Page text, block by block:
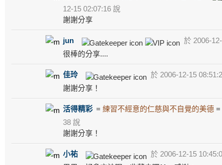
12-15 02:07:16 說
謝謝分享
jun
於 2006-
很棒的分享....
佳玲
於 2006-12-15
謝謝分享！
活得精彩 =練習不經意的仁慈與不自覺的美德
38 說
謝謝分享！
小祐
於 2006-12-15